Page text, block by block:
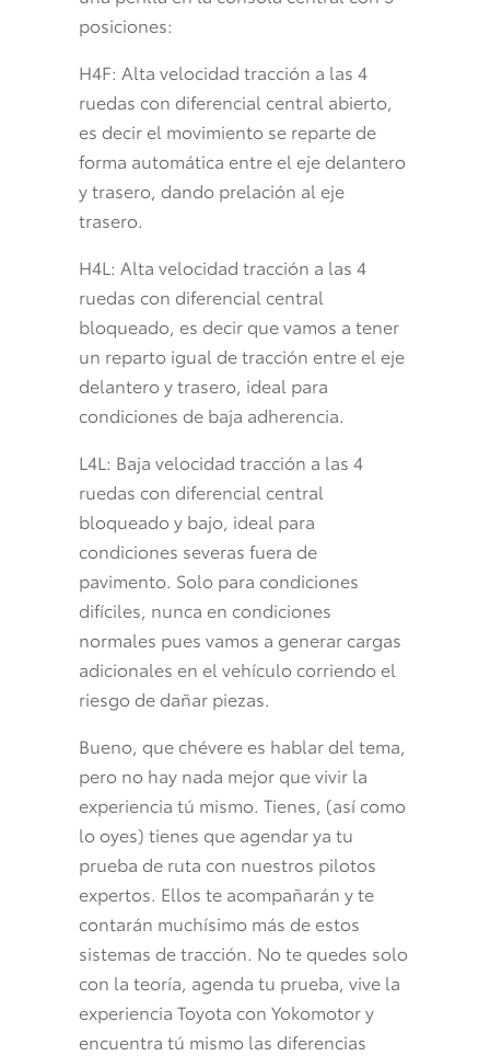
posiciones:
H4F: Alta velocidad tracción a las 4
ruedas con diferencial central abierto,
es decir el movimiento se reparte de
forma automática entre el eje delantero
y trasero, dando prelación al eje
trasero.
H4L: Alta velocidad tracción a las 4
ruedas con diferencial central
bloqueado, es decir que vamos a tener
un reparto igual de tracción entre el eje
delantero y trasero, ideal para
condiciones de baja adherencia.
L4L: Baja velocidad tracción a las 4
ruedas con diferencial central
bloqueado y bajo, ideal para
condiciones severas fuera de
pavimento. Solo para condiciones
difíciles, nunca en condiciones
normales pues vamos a generar cargas
adicionales en el vehículo corriendo el
riesgo de dañar piezas.
Bueno, que chévere es hablar del tema,
pero no hay nada mejor que vivir la
experiencia tú mismo. Tienes, (así como
lo oyes) tienes que agendar ya tu
prueba de ruta con nuestros pilotos
expertos. Ellos te acompañarán y te
contarán muchísimo más de estos
sistemas de tracción. No te quedes solo
con la teoría, agenda tu prueba, vive la
experiencia Toyota con Yokomotor y
encuentra tú mismo las diferencias